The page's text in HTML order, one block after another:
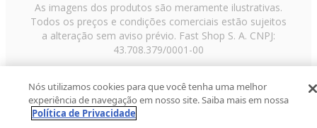
As imagens dos produtos são meramente ilustrativas.
Todos os preços e condições comerciais estão sujeitos
a alteração sem aviso prévio. Fast Shop S. A. CNPJ:
43.708.379/0001-00
Paulo/SP, CEP 02029-001, Telefone: 11 3003-3728 ©
2013 Fast Shop - Todos os direitos reservadosRF
Nós utilizamos cookies para que você tenha uma melhor
experiência de navegação em nosso site. Saiba mais em nossa
Política de Privacidade